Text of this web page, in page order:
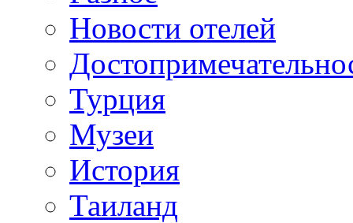
Новости отелей
Турция
Музеи
История
Таиланд